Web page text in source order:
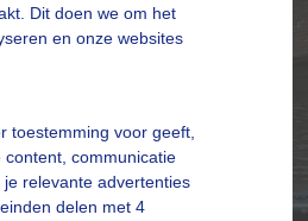
Dit doen we om het
en onze websites
toestemming voor geeft,
communicatie
relevante advertenties
delen met 4